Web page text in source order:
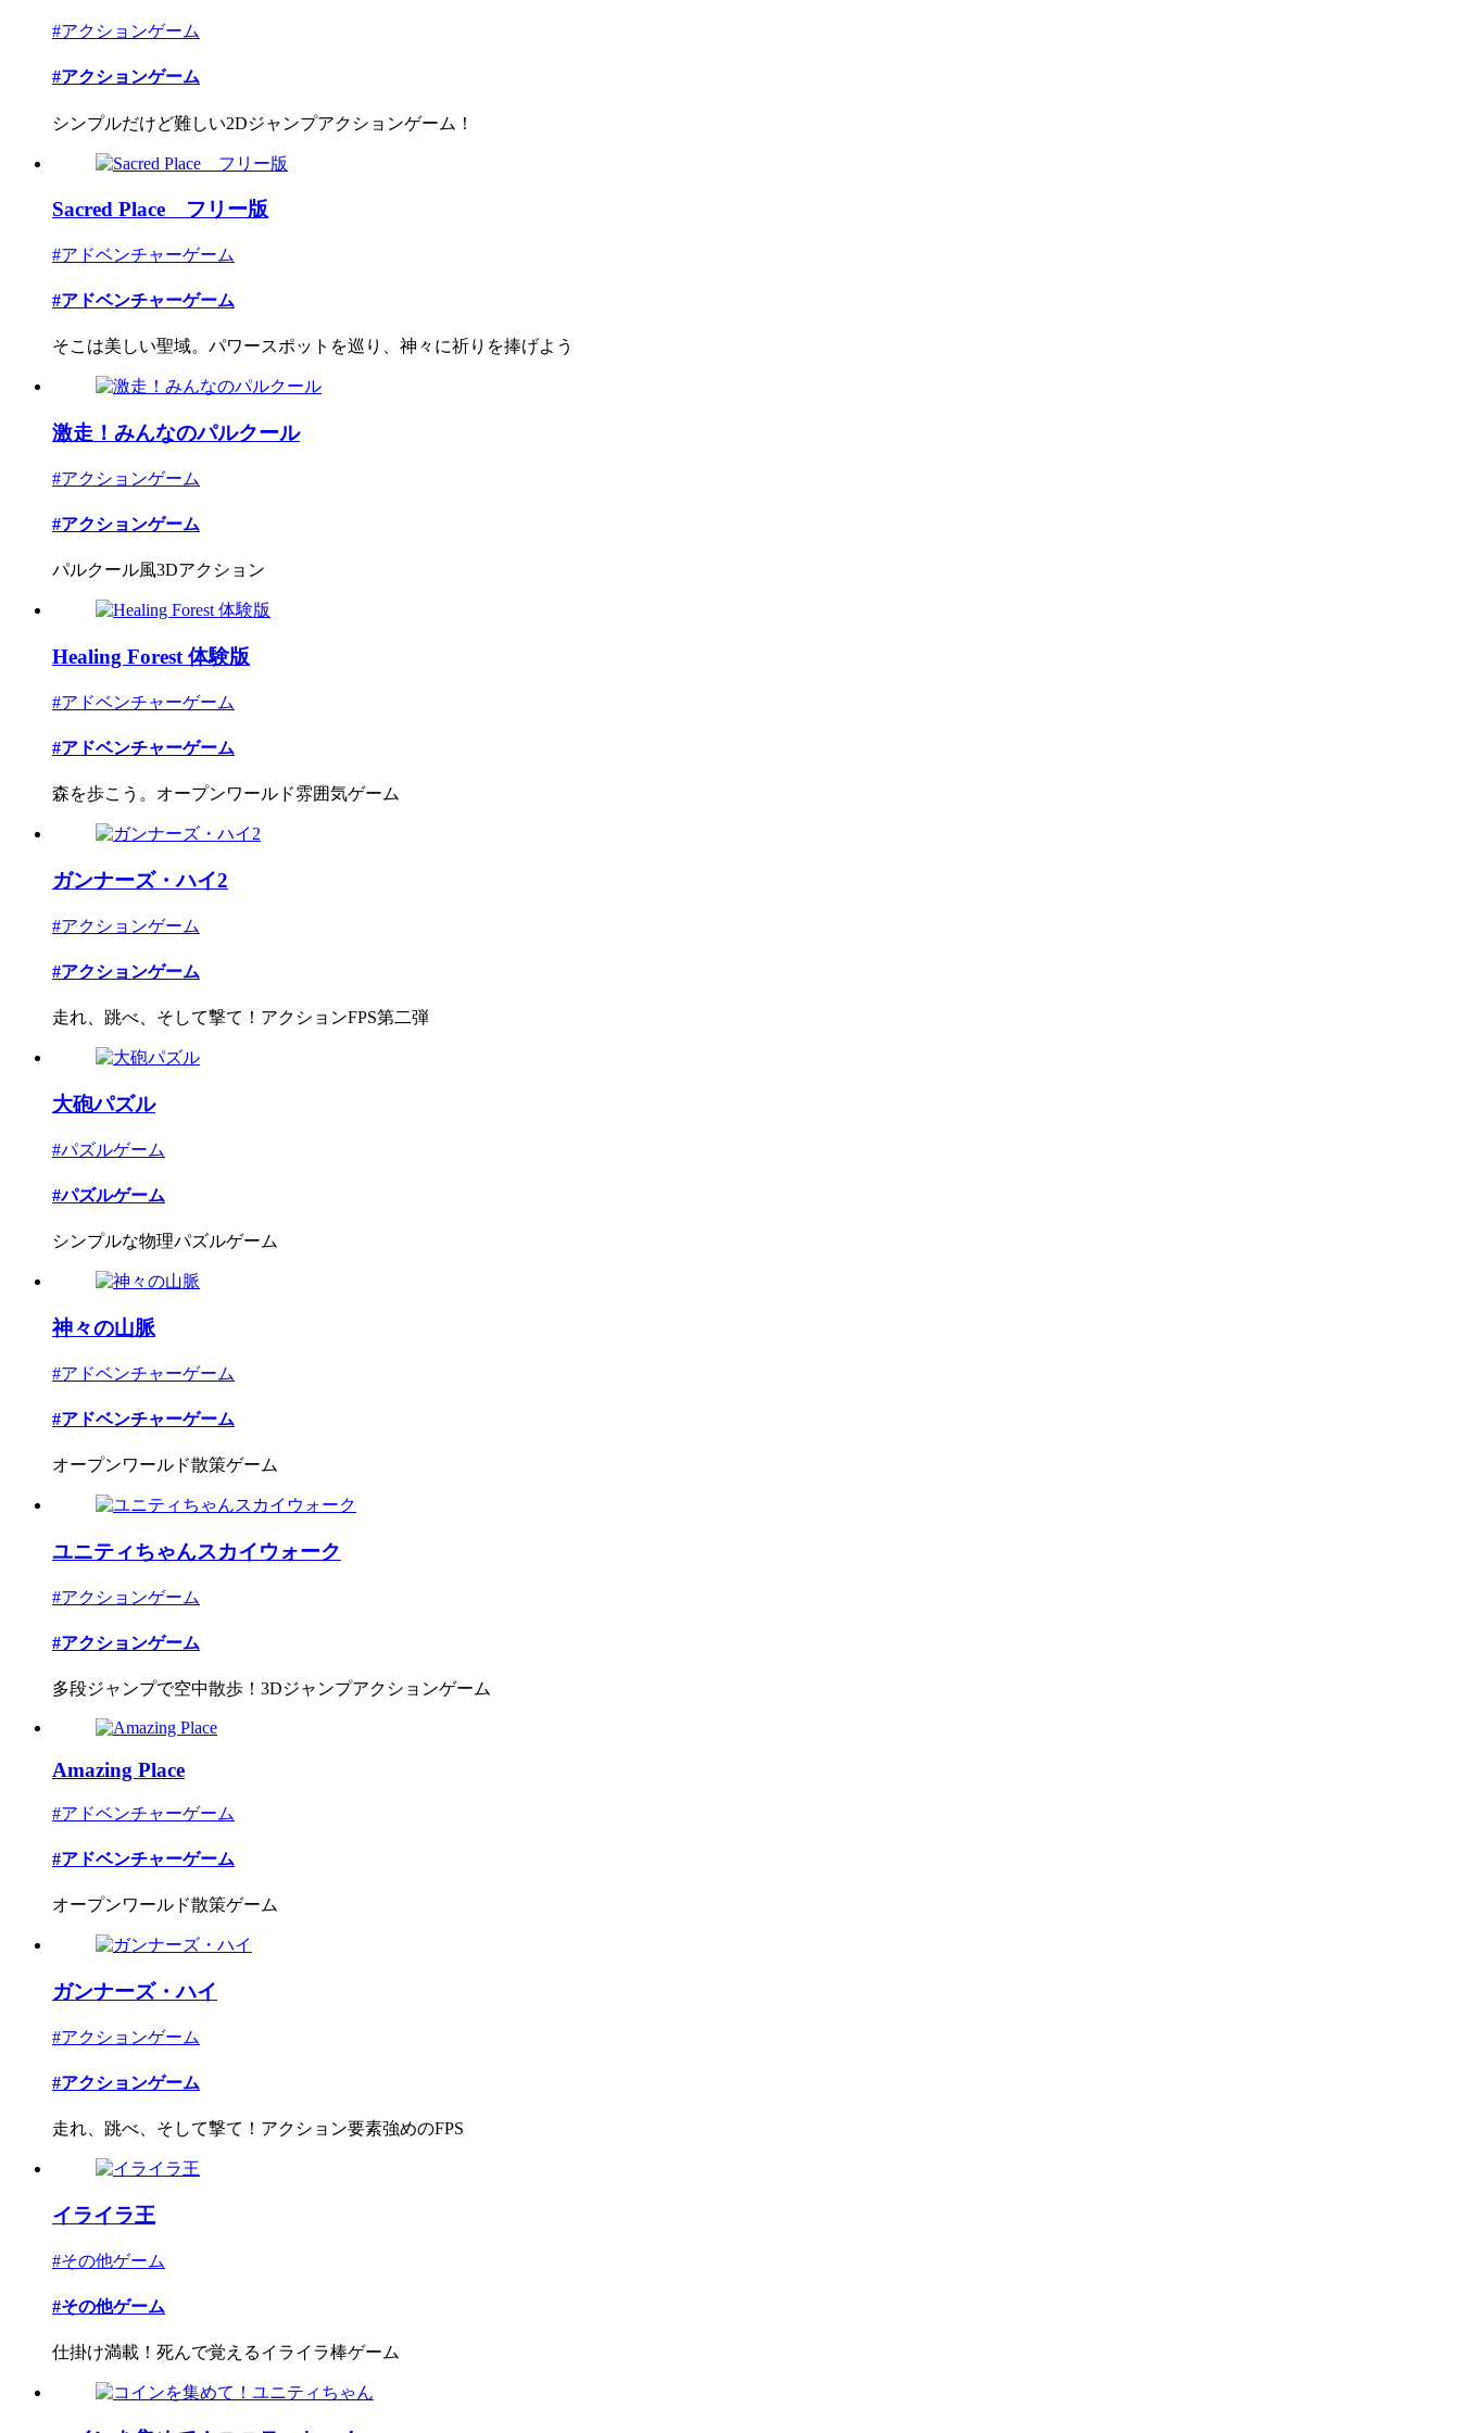
#アクションゲーム
#アクションゲーム
シンプルだけど難しい2Dジャンプアクションゲーム！
Sacred Place フリー版
#アドベンチャーゲーム
#アドベンチャーゲーム
そこは美しい聖域。パワースポットを巡り、神々に祈りを捧げよう
激走！みんなのパルクール
#アクションゲーム
#アクションゲーム
パルクール風3Dアクション
Healing Forest 体験版
#アドベンチャーゲーム
#アドベンチャーゲーム
森を歩こう。オープンワールド雰囲気ゲーム
ガンナーズ・ハイ2
#アクションゲーム
#アクションゲーム
走れ、跳べ、そして撃て！アクションFPS第二弾
大砲パズル
#パズルゲーム
#パズルゲーム
シンプルな物理パズルゲーム
神々の山脈
#アドベンチャーゲーム
#アドベンチャーゲーム
オープンワールド散策ゲーム
ユニティちゃんスカイウォーク
#アクションゲーム
#アクションゲーム
多段ジャンプで空中散歩！3Dジャンプアクションゲーム
Amazing Place
#アドベンチャーゲーム
#アドベンチャーゲーム
オープンワールド散策ゲーム
ガンナーズ・ハイ
#アクションゲーム
#アクションゲーム
走れ、跳べ、そして撃て！アクション要素強めのFPS
イライラ王
#その他ゲーム
#その他ゲーム
仕掛け満載！死んで覚えるイライラ棒ゲーム